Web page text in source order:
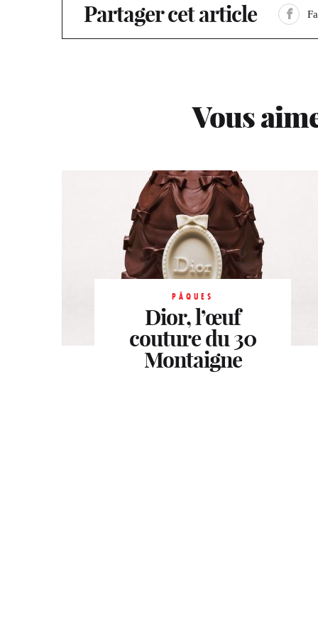
Partager cet article
Vous
PÂQUES
Dior, l’œuf
couture du 30
Montaigne
PÂQUES
Le Burgundy
Paris réinvente le
rituel
HORLOGERIE
LVMH Watch
Week: Le temps
réinventé